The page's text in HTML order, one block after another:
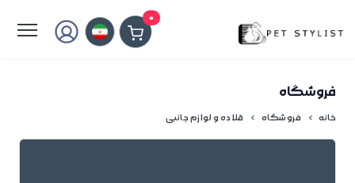
0
فروشگاه
خانه فروشگاه قلاده و لوازم جانبی